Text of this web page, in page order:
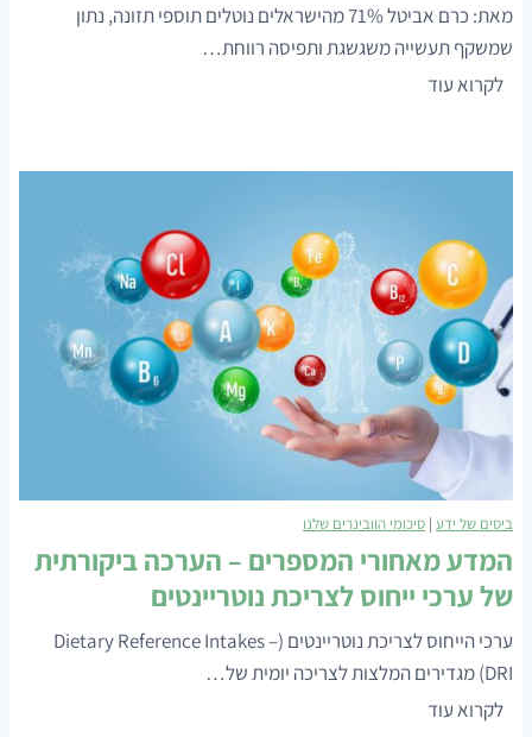
ו
ר
ב
י
י
ם
מאת: כרם אביטל 71% מהישראלים נוטלים תוספי תזונה, נתון
שמשקף תעשייה משגשגת ותפיסה רווחת…
לקרוא עוד
ת
ז
ן
ח
י
ה
:
כ
ל
מ
ביסים של ידע | סיכומי הוובינרים שלנו
המדע מאחורי המספרים – הערכה ביקורתית
של ערכי ייחוס לצריכת נוטריינטים
ערכי הייחוס לצריכת נוטריינטים (Dietary Reference Intakes –
DRI) מגדירים המלצות לצריכה יומית של…
לקרוא עוד